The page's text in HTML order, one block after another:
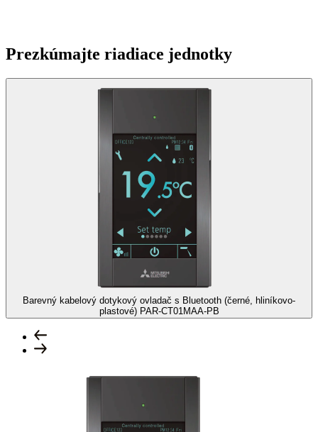
Prezkúmajte riadiace jednotky
Barevný kabelový dotykový ovladač s Bluetooth (černé, hliníkovo-
plastové) PAR-CT01MAA-PB